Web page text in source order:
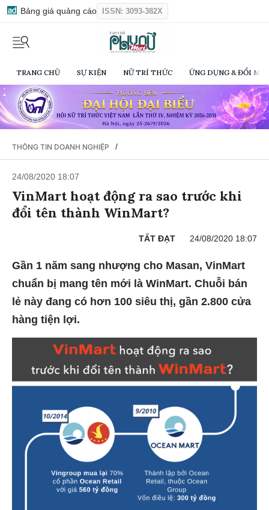
Bảng giá quảng cáo ISSN: 3093-382X
TRANG CHỦ SỰ KIỆN NỮ TRÍ THỨC ỨNG DỤNG & ĐỔI
THÔNG TIN DOANH NGHIỆP /
24/08/2020 18:07
VinMart hoạt động ra sao trước khi
đổi tên thành WinMart?
TẤT ĐẠT 24/08/2020 18:07
Gần 1 năm sang nhượng cho Masan, VinMart
chuẩn bị mang tên mới là WinMart. Chuỗi bán
lẻ này đang có hơn 100 siêu thị, gần 2.800 cửa
hàng tiện lợi.